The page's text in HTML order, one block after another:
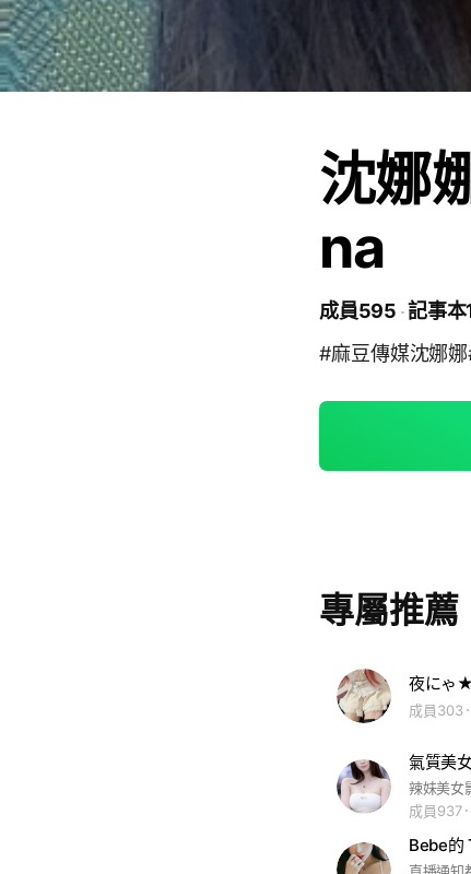
沈娜
na
成員595 記事本
#麻豆傳媒沈娜
專屬推薦
夜にゃ
成員303
氣質美
辣妹美女
成員937
Bebe的